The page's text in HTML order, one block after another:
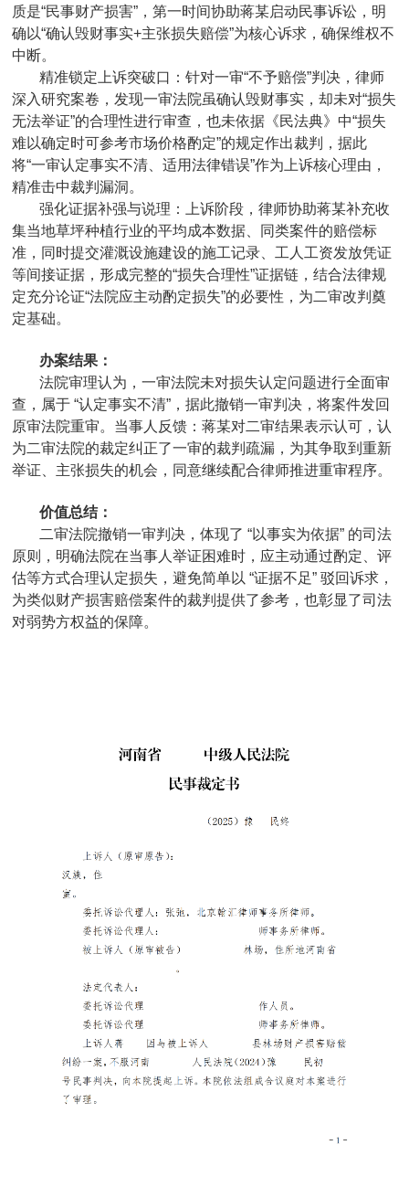
质是“民事财产损害”，第一时间协助蒋某启动民事诉讼，明
确以“确认毁财事实+主张损失赔偿”为核心诉求，确保维权不
中断。
精准锁定上诉突破口：针对一审“不予赔偿”判决，律师
深入研究案卷，发现一审法院虽确认毁财事实，却未对“损失
无法举证”的合理性进行审查，也未依据《民法典》中“损失
难以确定时可参考市场价格酌定”的规定作出裁判，据此
将“一审认定事实不清、适用法律错误”作为上诉核心理由，
精准击中裁判漏洞。
强化证据补强与说理：上诉阶段，律师协助蒋某补充收
集当地草坪种植行业的平均成本数据、同类案件的赔偿标
准，同时提交灌溉设施建设的施工记录、工人工资发放凭证
等间接证据，形成完整的“损失合理性”证据链，结合法律规
定充分论证“法院应主动酌定损失”的必要性，为二审改判奠
定基础。
办案结果：
法院审理认为，一审法院未对损失认定问题进行全面审
查，属于 “认定事实不清”，据此撤销一审判决，将案件发回
原审法院重审。当事人反馈：蒋某对二审结果表示认可，认
为二审法院的裁定纠正了一审的裁判疏漏，为其争取到重新
举证、主张损失的机会，同意继续配合律师推进重审程序。
价值总结：
二审法院撤销一审判决，体现了 “以事实为依据” 的司法
原则，明确法院在当事人举证困难时，应主动通过酌定、评
估等方式合理认定损失，避免简单以 “证据不足” 驳回诉求，
为类似财产损害赔偿案件的裁判提供了参考，也彰显了司法
对弱势方权益的保障。